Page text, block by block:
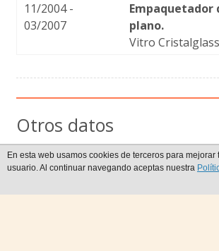
11/2004 -
03/2007
Empaquetador
plano.
Vitro
Otros datos
Dispongo de carnet de conducir B,C1,C,BTP
ap.
En esta web usamos cookies de terceros para mejorar
usuario. Al continuar navegando aceptas nuestra